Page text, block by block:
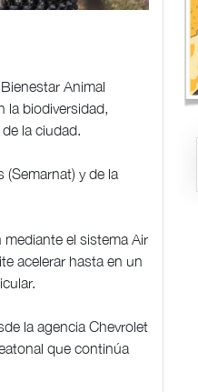
Animal
la biodiversidad,
la ciudad.
(Semarnat) y de la
el sistema Air
acelerar hasta en un
la agencia Chevrolet
que continúa